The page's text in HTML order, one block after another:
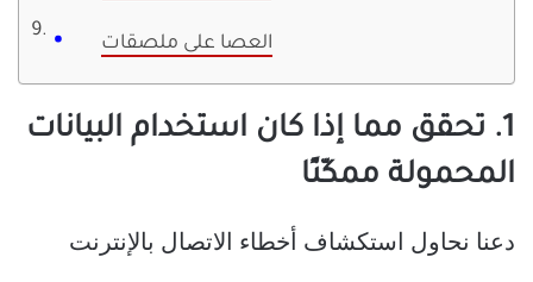
العصا على ملصقات
1. تحقق مما إذا كان استخدام البيانات
المحمولة ممكّنًا
دعنا نحاول استكشاف أخطاء الاتصال بالإنترنت